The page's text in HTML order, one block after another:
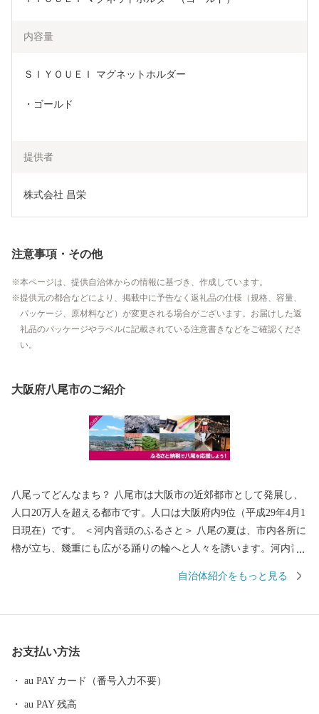
内容量
ＳＩＹＯＵＥＩ マグネットホルダー
・ゴールド
提供者
株式会社 昌栄
注意事項・その他
本ページは、提供自治体からの情報に基づき、作成しています。
提供元の都合などにより、掲載中に予告なく返礼品の仕様（規格、容量、
パッケージ、原材料など）が変更される場合がございます。お届けした返
礼品のパッケージやラベルに記載されている注意書きなどをご確認くださ
い。
大阪府八尾市のご紹介
八尾ってどんなまち？ 八尾市は大阪市の近郊都市として発展し、
人口20万人を超える都市です。人口は大阪府内9位（平成29年4月1
日現在）です。 ＜河内音頭のふるさと＞ 八尾の夏は、市内各所に
櫓が立ち、幾重にも広がる踊りの輪へと人々を誘います。河内音
でも、「河内音頭発祥の地」と伝わる常光寺の正調河内音頭は、
でしか聞くことができません。 また、夏の風物詩として毎年9月
上旬に盛大に開催される八尾河内音頭まつり。河内音頭グランプ
市民で賑わいます。 ＜歴史遺産のまち＞ 八尾市はゆたかな歴史や
自治体紹介をもっと見る
お支払い方法
au PAY カード（番号入力不要）
au PAY 残高